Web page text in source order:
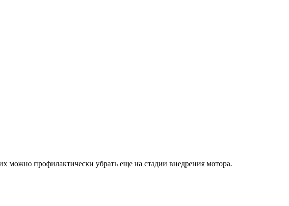
можно профилактически убрать еще на стадии внедрения мотора.